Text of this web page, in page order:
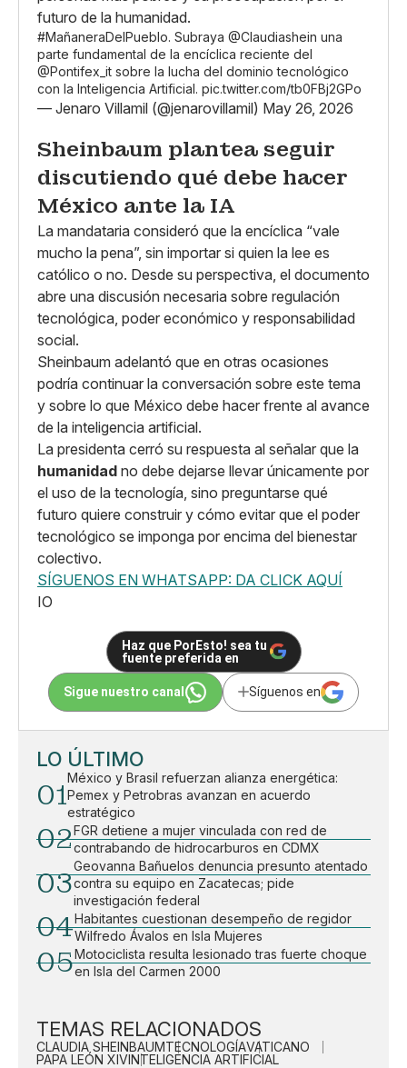
futuro de la humanidad.
#MañaneraDelPueblo. Subraya @Claudiashein una
parte fundamental de la encíclica reciente del
@Pontifex_it sobre la lucha del dominio tecnológico
con la Inteligencia Artificial. pic.twitter.com/tb0FBj2GPo
— Jenaro Villamil (@jenarovillamil) May 26, 2026
Sheinbaum plantea seguir
discutiendo qué debe hacer
México ante la IA
La mandataria consideró que la encíclica “vale
mucho la pena”, sin importar si quien la lee es
católico o no. Desde su perspectiva, el documento
abre una discusión necesaria sobre regulación
tecnológica, poder económico y responsabilidad
social.
Sheinbaum adelantó que en otras ocasiones
podría continuar la conversación sobre este tema
y sobre lo que México debe hacer frente al avance
de la inteligencia artificial.
La presidenta cerró su respuesta al señalar que la
humanidad no debe dejarse llevar únicamente por
el uso de la tecnología, sino preguntarse qué
futuro quiere construir y cómo evitar que el poder
tecnológico se imponga por encima del bienestar
colectivo.
SÍGUENOS EN WHATSAPP: DA CLICK AQUÍ
IO
Haz que PorEsto! sea tu
fuente preferida en
Sigue nuestro canal Síguenos en
LO ÚLTIMO
01
México y Brasil refuerzan alianza energética:
Pemex y Petrobras avanzan en acuerdo
estratégico
02FGR detiene a mujer vinculada con red de
contrabando de hidrocarburos en CDMX
03
Geovanna Bañuelos denuncia presunto atentado
contra su equipo en Zacatecas; pide
investigación federal
04Habitantes cuestionan desempeño de regidor
Wilfredo Ávalos en Isla Mujeres
05Motociclista resulta lesionado tras fuerte choque
en Isla del Carmen 2000
TEMAS RELACIONADOS
CLAUDIA SHEINBAUMTECNOLOGÍAVATICANO
PAPA LEÓN XIVINTELIGENCIA ARTIFICIAL